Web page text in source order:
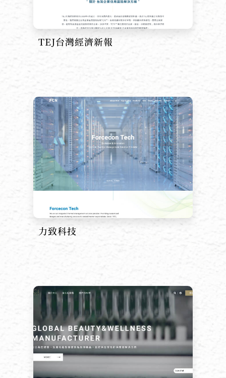
TEJ台灣經濟新報
力致科技